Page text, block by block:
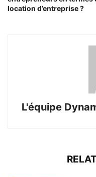
location d’entreprise ?
L'équipe